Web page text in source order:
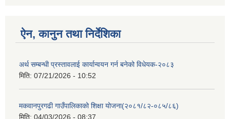
ऐन, कानुन तथा निर्देशिका
अर्थ सम्बन्धी प्रस्तावलाई कार्यान्वयन गर्न बनेको विधेयक-२०८३
मिति: 07/21/2026 - 10:52
मकवानपुरगढी गाउँपालिकाको शिक्षा योजना(२०८१/८२-०८५/८६)
मिति: 04/03/2026 - 08:37